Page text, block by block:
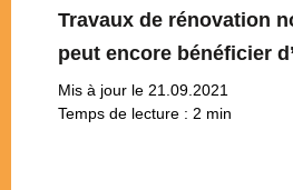
Travaux de rénovation
peut encore bénéficier
Mis à jour le 21.09.2021
Temps de lecture : 2 min